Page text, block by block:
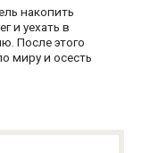
накопить
и уехать в
После этого
миру и осесть